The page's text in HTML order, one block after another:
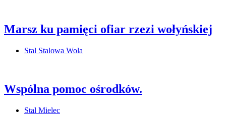
Marsz ku pamięci ofiar rzezi wołyńskiej
Stal Stalowa Wola
Wspólna pomoc ośrodków.
Stal Mielec